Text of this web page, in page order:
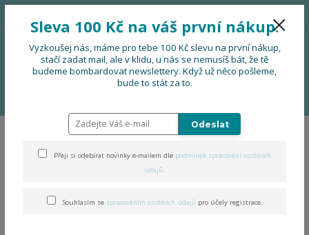
Menu
0 Kč
Já jsem NEVĚSTA
Sleva 100 Kč na váš první nákup.
Vyzkoušej nás, máme pro tebe 100 Kč slevu na první nákup,
stačí zadat mail, ale v klidu, u nás se nemusíš bát, že tě
budeme bombardovat newslettery. Když už něco pošleme,
bude to stát za to.
Odeslat
Přeji si odebírat novinky e-mailem dle podmínek zpracování osobních
údajů.
Souhlasím se zpracováním osobních údajů pro účely registrace.